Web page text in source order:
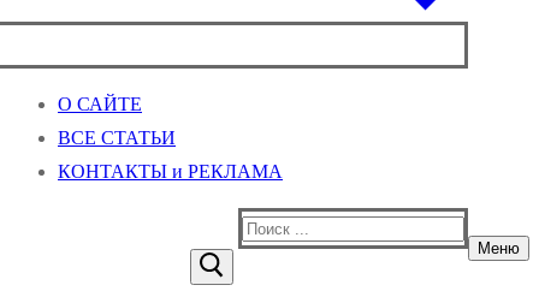
О САЙТЕ
ВСЕ СТАТЬИ
КОНТАКТЫ и РЕКЛАМА
Найти:
Меню